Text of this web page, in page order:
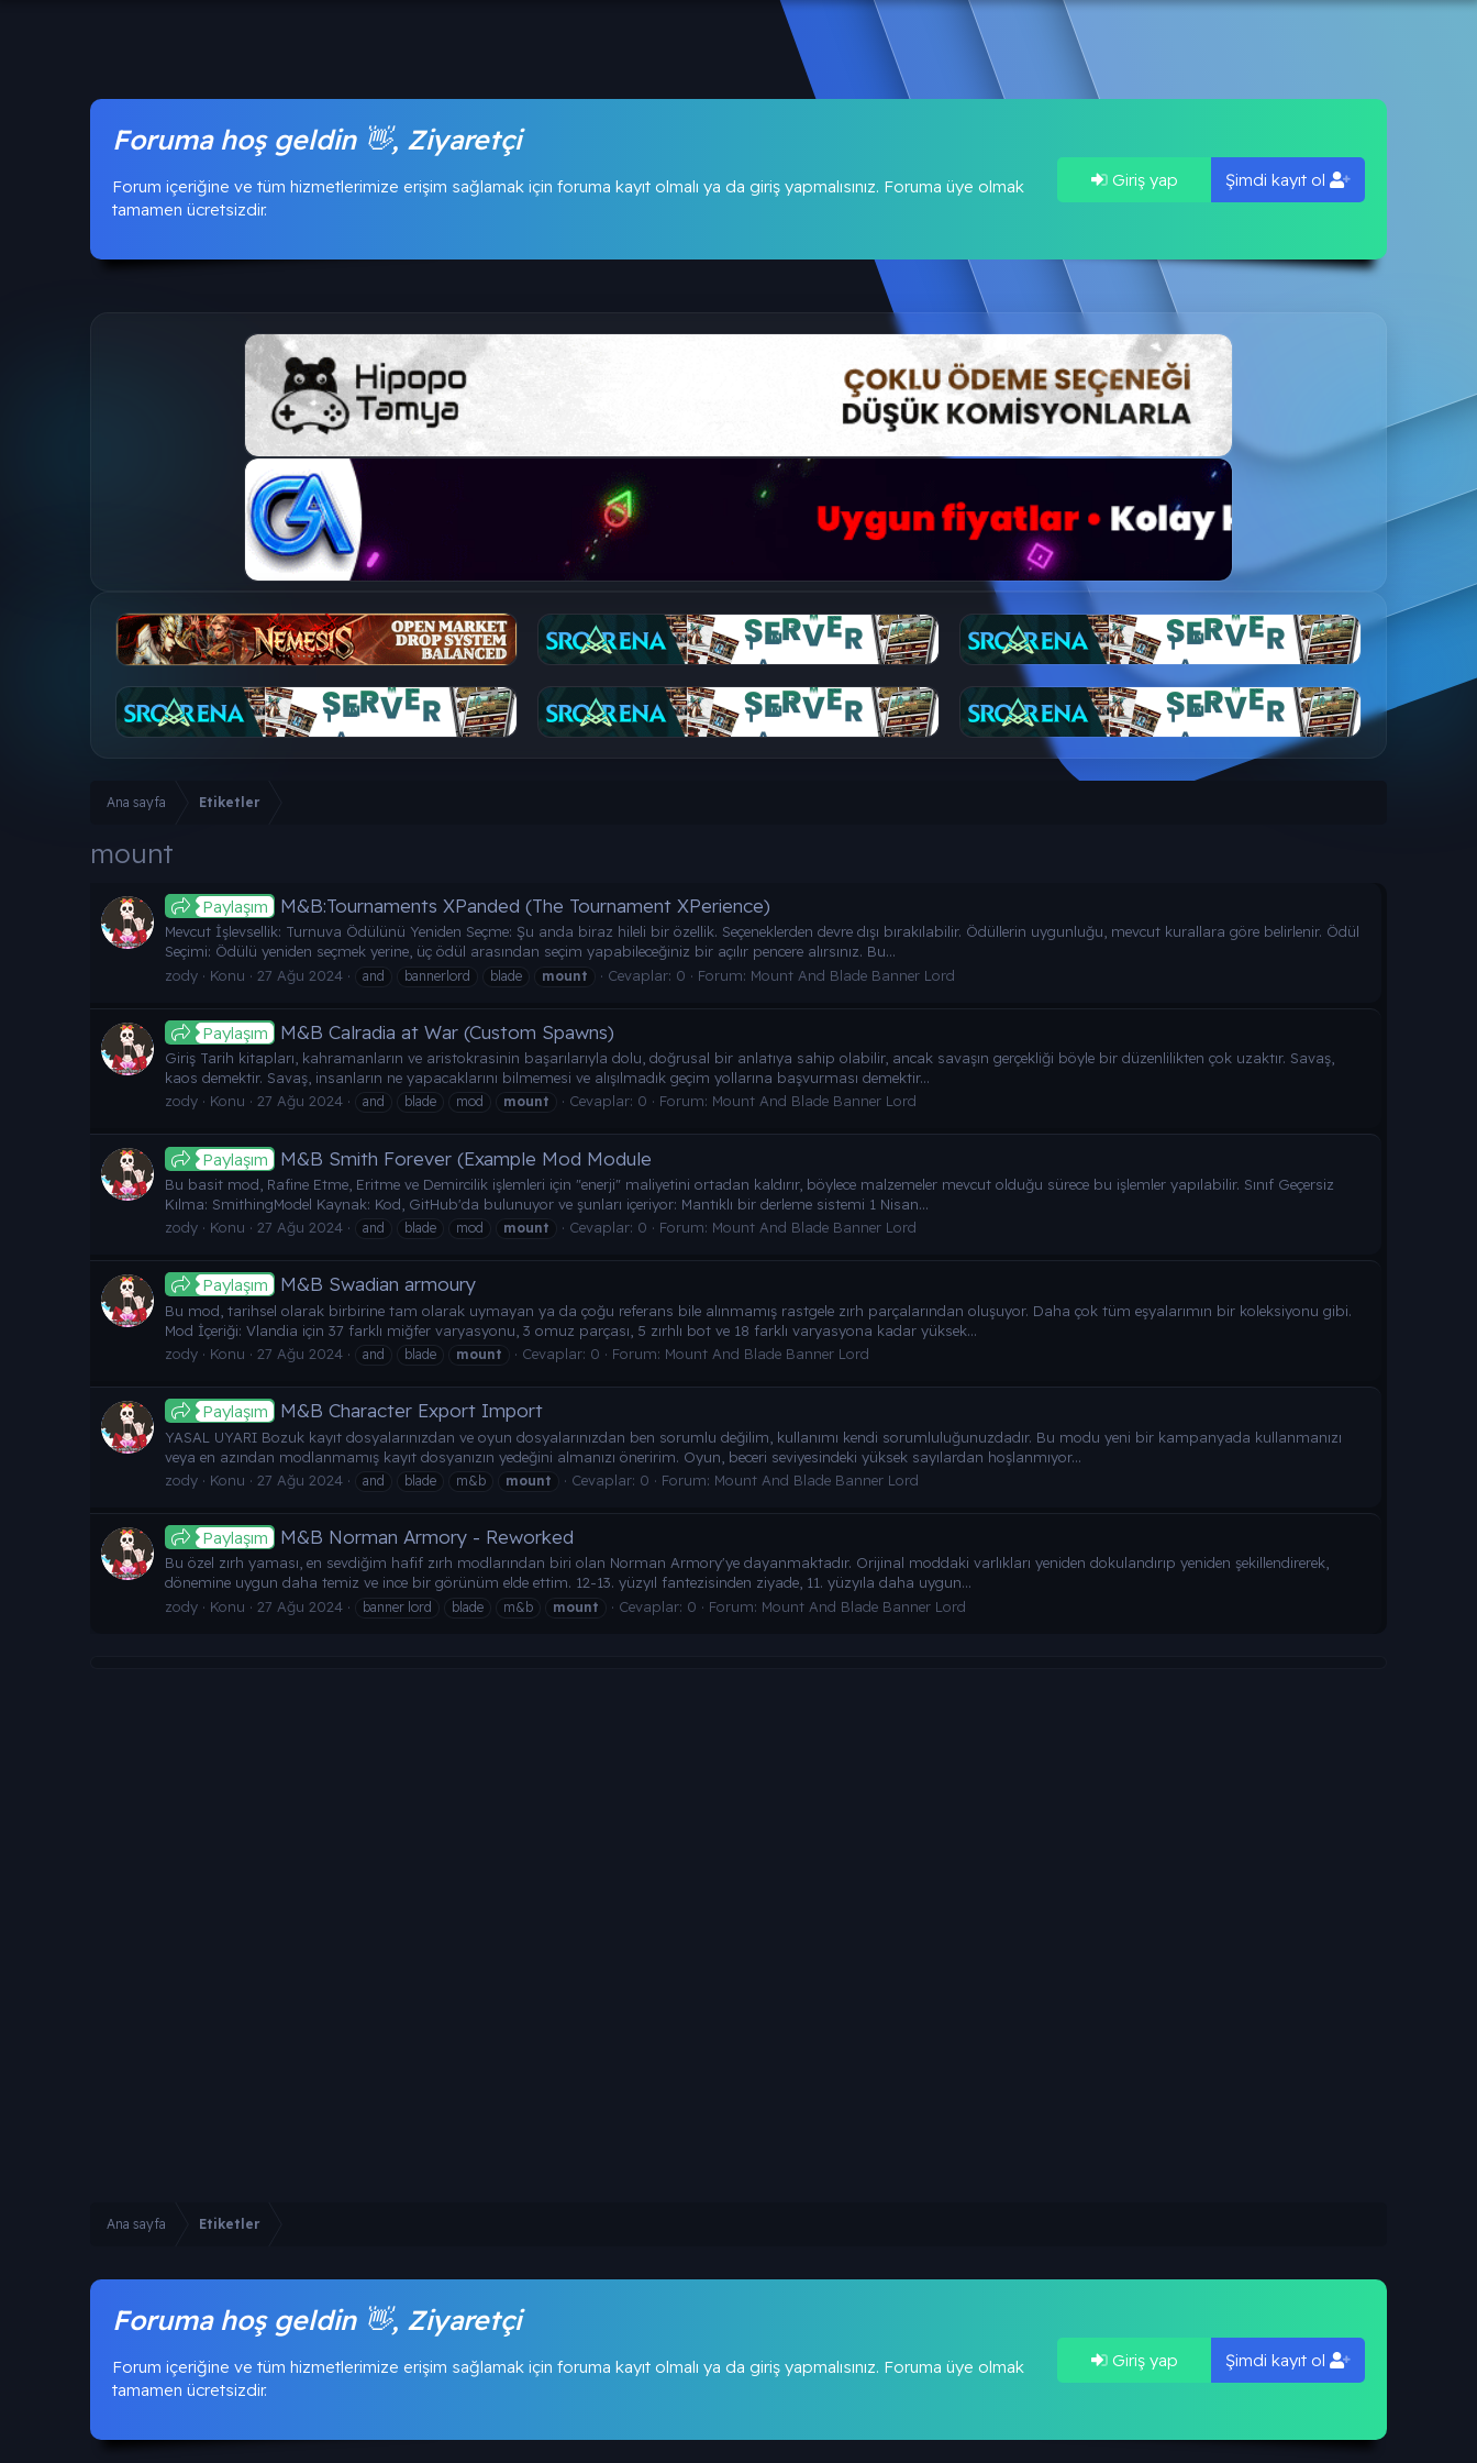
Foruma hoş geldin 👋, Ziyaretçi
Forum içeriğine ve tüm hizmetlerimize erişim sağlamak için foruma kayıt olmalı ya da giriş yapmalısınız. Foruma üye olmak
tamamen ücretsizdir.
Giriş yap Şimdi kayıt ol
Ana sayfa Etiketler
mount
Paylaşım M&B:Tournaments XPanded (The Tournament XPerience)
Mevcut İşlevsellik: Turnuva Ödülünü Yeniden Seçme: Şu anda biraz hileli bir özellik. Seçeneklerden devre dışı bırakılabilir. Ödüllerin uygunluğu, mevcut kurallara göre belirlenir. Ödül
Seçimi: Ödülü yeniden seçmek yerine, üç ödül arasından seçim yapabileceğiniz bir açılır pencere alırsınız. Bu...
zody
Konu 27 Ağu 2024 and bannerlord blade mount Cevaplar: 0 Forum: Mount And Blade Banner Lord
Paylaşım M&B Calradia at War (Custom Spawns)
Giriş Tarih kitapları, kahramanların ve aristokrasinin başarılarıyla dolu, doğrusal bir anlatıya sahip olabilir, ancak savaşın gerçekliği böyle bir düzenlilikten çok uzaktır. Savaş,
kaos demektir. Savaş, insanların ne yapacaklarını bilmemesi ve alışılmadık geçim yollarına başvurması demektir...
zody
Konu 27 Ağu 2024 and blade mod mount Cevaplar: 0 Forum: Mount And Blade Banner Lord
Paylaşım M&B Smith Forever (Example Mod Module
Bu basit mod, Rafine Etme, Eritme ve Demircilik işlemleri için "enerji" maliyetini ortadan kaldırır, böylece malzemeler mevcut olduğu sürece bu işlemler yapılabilir. Sınıf Geçersiz
Kılma: SmithingModel Kaynak: Kod, GitHub'da bulunuyor ve şunları içeriyor: Mantıklı bir derleme sistemi 1 Nisan...
zody
Konu 27 Ağu 2024 and blade mod mount Cevaplar: 0 Forum: Mount And Blade Banner Lord
Paylaşım M&B Swadian armoury
Bu mod, tarihsel olarak birbirine tam olarak uymayan ya da çoğu referans bile alınmamış rastgele zırh parçalarından oluşuyor. Daha çok tüm eşyalarımın bir koleksiyonu gibi.
Mod İçeriği: Vlandia için 37 farklı miğfer varyasyonu, 3 omuz parçası, 5 zırhlı bot ve 18 farklı varyasyona kadar yüksek...
zody
Konu 27 Ağu 2024 and blade mount Cevaplar: 0 Forum: Mount And Blade Banner Lord
Paylaşım M&B Character Export Import
YASAL UYARI Bozuk kayıt dosyalarınızdan ve oyun dosyalarınızdan ben sorumlu değilim, kullanımı kendi sorumluluğunuzdadır. Bu modu yeni bir kampanyada kullanmanızı
veya en azından modlanmamış kayıt dosyanızın yedeğini almanızı öneririm. Oyun, beceri seviyesindeki yüksek sayılardan hoşlanmıyor...
zody
Konu 27 Ağu 2024 and blade m&b mount Cevaplar: 0 Forum: Mount And Blade Banner Lord
Paylaşım M&B Norman Armory - Reworked
Bu özel zırh yaması, en sevdiğim hafif zırh modlarından biri olan Norman Armory'ye dayanmaktadır. Orijinal moddaki varlıkları yeniden dokulandırıp yeniden şekillendirerek,
dönemine uygun daha temiz ve ince bir görünüm elde ettim. 12-13. yüzyıl fantezisinden ziyade, 11. yüzyıla daha uygun...
zody
Konu 27 Ağu 2024 banner lord blade m&b mount Cevaplar: 0 Forum: Mount And Blade Banner Lord
Ana sayfa Etiketler
Foruma hoş geldin 👋, Ziyaretçi
Forum içeriğine ve tüm hizmetlerimize erişim sağlamak için foruma kayıt olmalı ya da giriş yapmalısınız. Foruma üye olmak
tamamen ücretsizdir.
Giriş yap Şimdi kayıt ol